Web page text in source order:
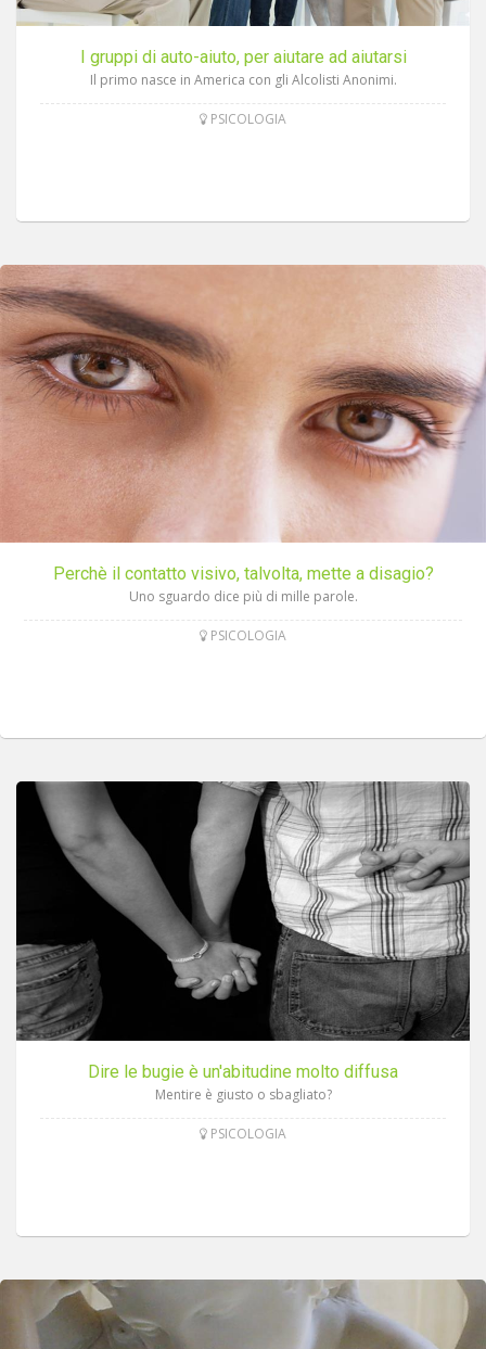
I gruppi di auto-aiuto, per aiutare ad aiutarsi
Il primo nasce in America con gli Alcolisti Anonimi.
PSICOLOGIA
Perchè il contatto visivo, talvolta, mette a disagio?
Uno sguardo dice più di mille parole.
PSICOLOGIA
Dire le bugie è un'abitudine molto diffusa
Mentire è giusto o sbagliato?
PSICOLOGIA